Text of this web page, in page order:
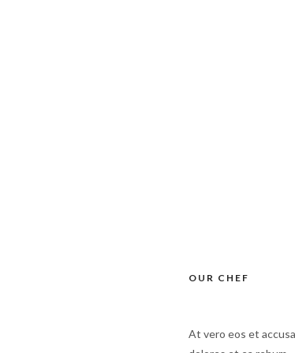
OUR CHEF
At vero eos et